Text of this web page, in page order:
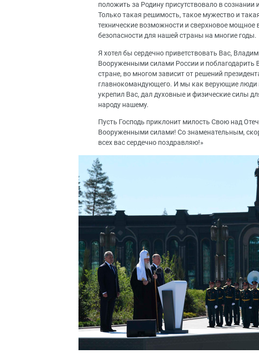
положить за Родину присутствовало в сознании
Только такая решимость, такое мужество и
технические возможности и сверхновое мощное
безопасности для нашей страны на многие годы.
Я хотел бы сердечно приветствовать Вас,
Вооруженными силами России и поблагодарить
стране, во многом зависит от решений
главнокомандующего. И мы как верующие люди
укрепил Вас, дал духовные и физические силы
народу нашему.
Пусть Господь приклонит милость Свою над
Вооруженными силами! Со знаменательным,
всех вас сердечно поздравляю!»